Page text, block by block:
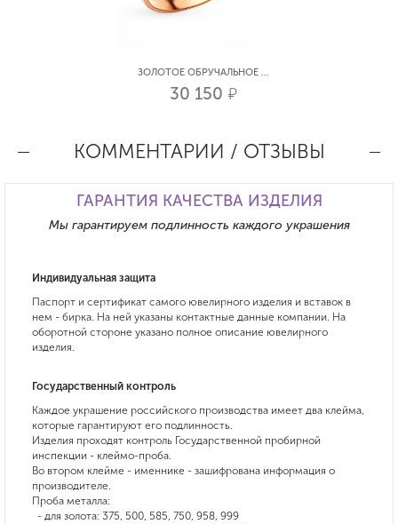
ЗОЛОТОЕ ОБРУЧАЛЬНОЕ ...
30 150 р.
КОММЕНТАРИИ / ОТЗЫВЫ
ГАРАНТИЯ КАЧЕСТВА ИЗДЕЛИЯ
Мы гарантируем подлинность каждого украшения
Индивидуальная защита
Паспорт и сертификат самого ювелирного изделия и вставок в
нем - бирка. На ней указаны контактные данные компании. На
оборотной стороне указано полное описание ювелирного
изделия.
Государственный контроль
Каждое украшение российского производства имеет два клейма,
которые гарантируют его подлинность.
Изделия проходят контроль Государственной пробирной
инспекции - клеймо-проба.
Во втором клейме - именнике - зашифрована информация о
производителе.
Проба металла:
- для золота: 375, 500, 585, 750, 958, 999